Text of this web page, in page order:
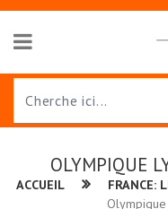
OLYMPIQUE
ACCUEIL FRANCE: